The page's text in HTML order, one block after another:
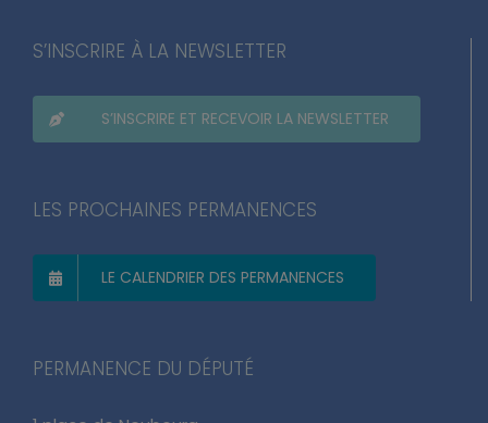
S’INSCRIRE À LA NEWSLETTER
S’INSCRIRE ET RECEVOIR LA NEWSLETTER
LES PROCHAINES PERMANENCES
LE CALENDRIER DES PERMANENCES
PERMANENCE DU DÉPUTÉ